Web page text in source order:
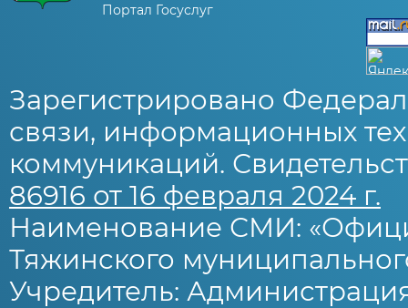
Портал Госуслуг
Зарегистрировано
связи, информационных
коммуникаций.
86916 от 16 февраля 2024 г.
Наименование СМИ:
Тяжинского
Учредитель: